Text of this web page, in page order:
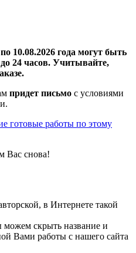
10.08.2026 года могут быть
24 часов. Учитывайте,
придет письмо с условиями
готовые работы по этому
Вас снова!
в Интернете такой
скрыть название и
Вами работы с нашего сайта